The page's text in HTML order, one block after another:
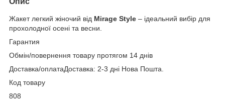
Жакет легкий жіночий від Mirage Style – ідеальний вибір для
прохолодної осені та весни.
Гарантия
Обмін/повернення товару протягом 14 днів
Доставка/оплатаДоставка: 2-3 дні Нова Пошта.
Код товару
808